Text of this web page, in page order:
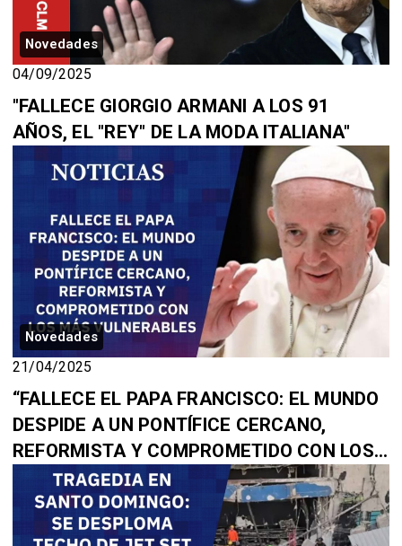
Novedades
04/09/2025
"FALLECE GIORGIO ARMANI A LOS 91
AÑOS, EL "REY" DE LA MODA ITALIANA"
Novedades
21/04/2025
“FALLECE EL PAPA FRANCISCO: EL MUNDO
DESPIDE A UN PONTÍFICE CERCANO,
REFORMISTA Y COMPROMETIDO CON LOS
MÁS VULNERABLES”